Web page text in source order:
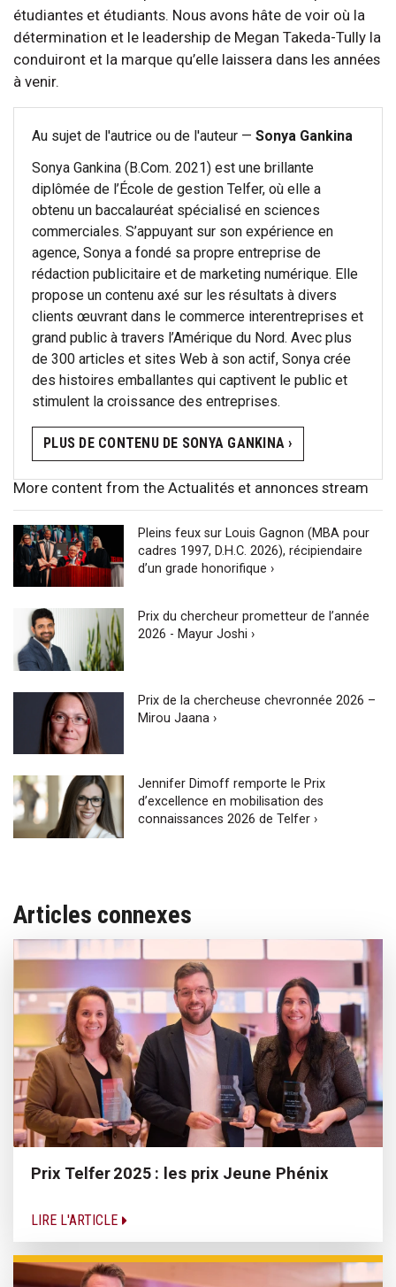
étudiantes et étudiants. Nous avons hâte de voir où la
détermination et le leadership de Megan Takeda-Tully la
conduiront et la marque qu’elle laissera dans les années
à venir.
Au sujet de l'autrice ou de l'auteur — Sonya Gankina
Sonya Gankina (B.Com. 2021) est une brillante
diplômée de l’École de gestion Telfer, où elle a
obtenu un baccalauréat spécialisé en sciences
commerciales. S’appuyant sur son expérience en
agence, Sonya a fondé sa propre entreprise de
rédaction publicitaire et de marketing numérique. Elle
propose un contenu axé sur les résultats à divers
clients œuvrant dans le commerce interentreprises et
grand public à travers l’Amérique du Nord. Avec plus
de 300 articles et sites Web à son actif, Sonya crée
des histoires emballantes qui captivent le public et
stimulent la croissance des entreprises.
PLUS DE CONTENU DE SONYA GANKINA ›
More content from the Actualités et annonces stream
Pleins feux sur Louis Gagnon (MBA pour
cadres 1997, D.H.C. 2026), récipiendaire
d’un grade honorifique ›
Prix du chercheur prometteur de l’année
2026 - Mayur Joshi ›
Prix de la chercheuse chevronnée 2026 –
Mirou Jaana ›
Jennifer Dimoff remporte le Prix
d’excellence en mobilisation des
connaissances 2026 de Telfer ›
Articles connexes
Prix Telfer 2025 : les prix Jeune Phénix
LIRE L'ARTICLE